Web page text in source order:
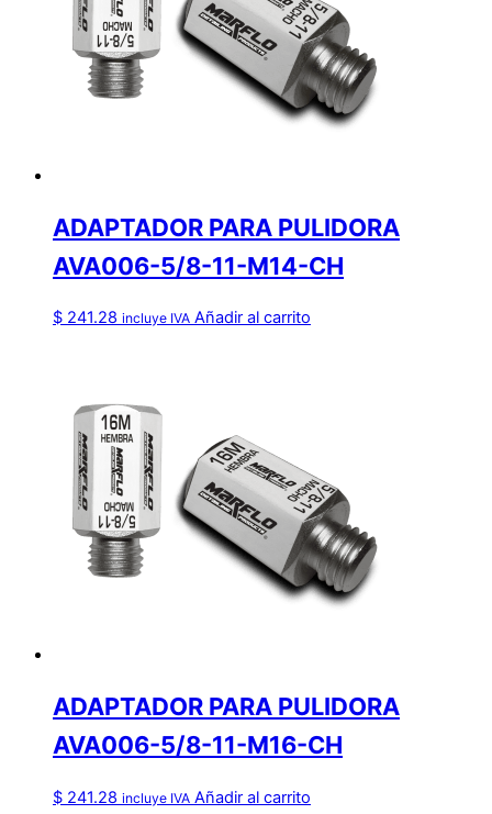
ADAPTADOR PARA PULIDORA
AVA006-5/8-11-M14-CH
$ 241.28 incluye IVA Añadir al carrito
ADAPTADOR PARA PULIDORA
AVA006-5/8-11-M16-CH
$ 241.28 incluye IVA Añadir al carrito